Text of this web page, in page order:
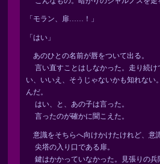
「モラン、扉……！」
「はい」
あのひとの名前が唇をついて出る。
言い直すことはしなかった。走り続け
い、いいえ、そうじゃないかも知れな
んだ。
はい、と、あの子は言った。
言ったのが確かに聞こえた。
意識をそちらへ向けかけたけれど、意
尖塔の入り口である扉。
鍵はかかっていなかった。見張りの兵